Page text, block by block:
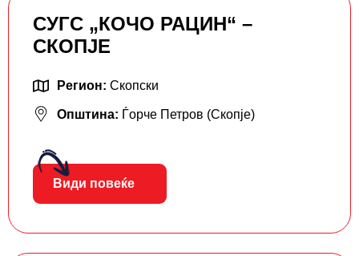
СУГС „КОЧО РАЦИН“ –
СКОПЈЕ
Регион: Скопски
Општина: Ѓорче Петров (Скопје)
Види повеќе